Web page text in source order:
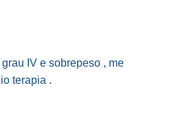
IV e sobrepeso , me
terapia .